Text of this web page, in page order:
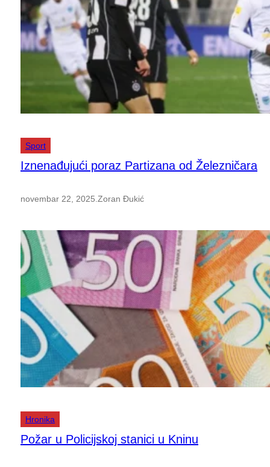
Sport
Iznenađujući poraz Partizana od Železničara
novembar 22, 2025.Zoran Đukić
Hronika
Požar u Policijskoj stanici u Kninu